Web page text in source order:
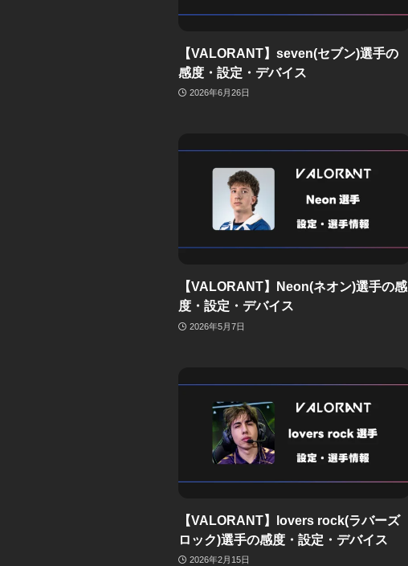
【VALORANT】seven(セブン)選手の
感度・設定・デバイス
2026年6月26日
【VALORANT】Neon(ネオン)選手の感
度・設定・デバイス
2026年5月7日
【VALORANT】lovers rock(ラバーズ
ロック)選手の感度・設定・デバイス
2026年2月15日